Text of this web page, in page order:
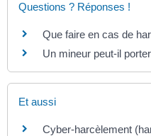
Questions ? Réponses !
Que faire en cas de
Un mineur peut-il
Et aussi
Cyber-harcèlement